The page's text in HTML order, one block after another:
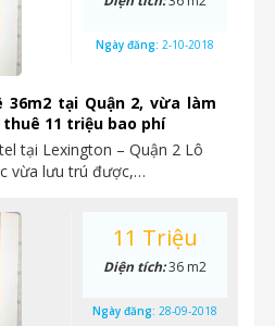
36m2 tại Quận 2, vừa làm
11 triệu bao phí
tại Lexington – Quận 2 Lô
vừa lưu trú được,…
Ngày đăng: 2-10-2018
11 Triệu
Diện tích:36 m2
Ngày đăng: 28-09-2018